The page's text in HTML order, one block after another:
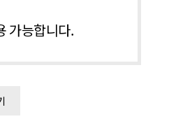
가능합니다.